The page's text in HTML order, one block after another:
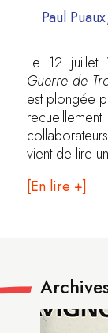
Paul
Le 12 juillet
Guerre de
est plongée
vient de lire
[En lire +]